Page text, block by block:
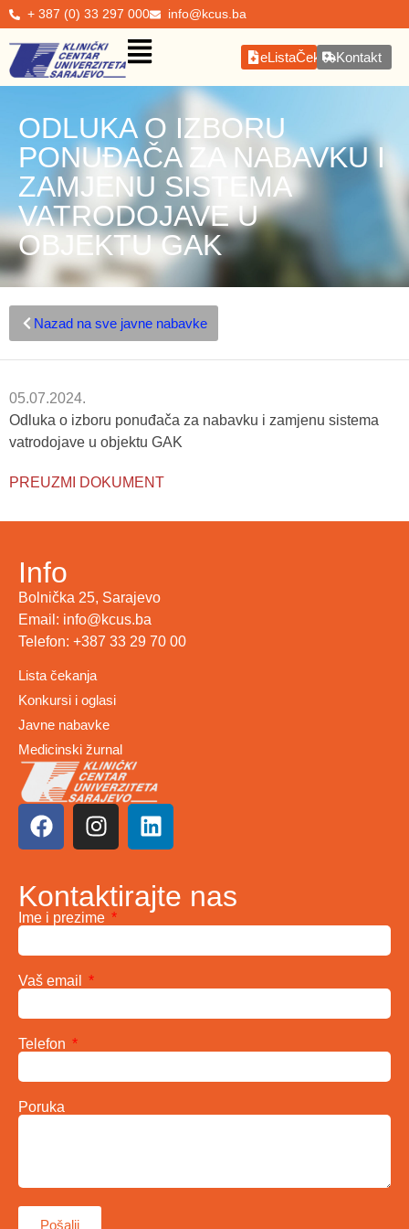
+ 387 (0) 33 297 000 info@kcus.ba
eListaČekanjaKontakt
ODLUKA O IZBORU
PONUĐAČA ZA NABAVKU I
ZAMJENU SISTEMA
VATRODOJAVE U
OBJEKTU GAK
Nazad na sve javne nabavke
05.07.2024.
Odluka o izboru ponuđača za nabavku i zamjenu sistema
vatrodojave u objektu GAK
PREUZMI DOKUMENT
Info
Bolnička 25, Sarajevo
Email: info@kcus.ba
Telefon: +387 33 29 70 00
Lista čekanja
Konkursi i oglasi
Javne nabavke
Medicinski žurnal
Kontaktirajte nas
Ime i prezime
Vaš email
Telefon
Poruka
Pošalji